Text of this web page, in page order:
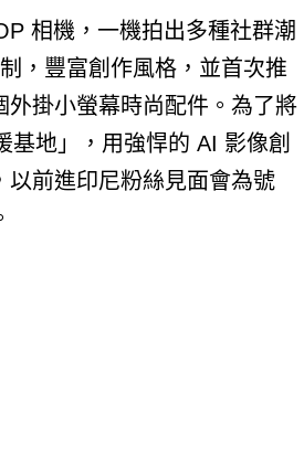
相機，一機拍出多種社群潮
，豐富創作風格，並首次推
掛小螢幕時尚配件。為了將
基地」，用強悍的 AI 影像創
前進印尼粉絲見面會為號